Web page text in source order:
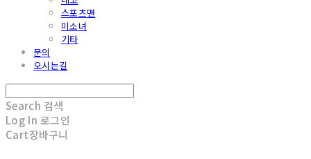
스포츠맨
미소녀
기타
문의
오시는길
Search 검색
Log In 로그인
Cart장바구니